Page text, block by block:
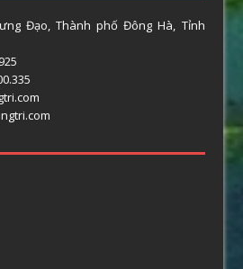
Đạo, Thành phố Đông Hà, Tỉnh